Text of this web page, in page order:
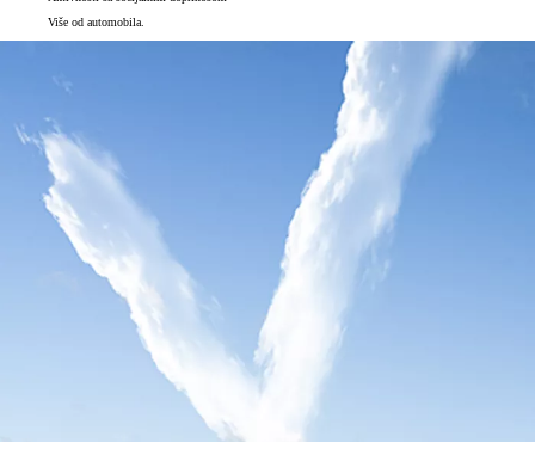
Više od automobila.